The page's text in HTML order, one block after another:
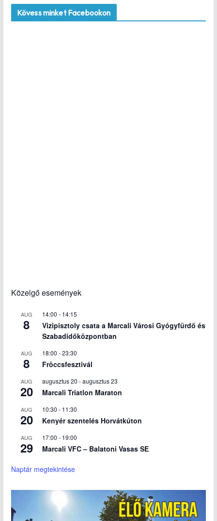
Kövess minket Facebookon
Közelgő események
AUG
8
14:00 - 14:15
Vizipisztoly csata a Marcali Városi Gyógyfürdő és
Szabadidőközpontban
AUG
8
18:00 -23:30
Fröccsfesztivál
AUG
20
augusztus 20 -augusztus 23
Marcali Triatlon Maraton
AUG
20
10:30 - 11:30
Kenyér szentelés Horvátkúton
AUG
29
17:00 - 19:00
Marcali VFC – Balatoni Vasas SE
Naptár megtekintése